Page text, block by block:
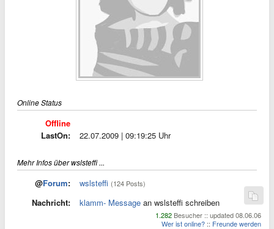
Online Status
Offline
LastOn:
22.07.2009 | 09:19:25 Uhr
Mehr Infos über wslsteffi ...
@Forum: wslsteffi (124 Posts)
Nachricht: klamm- Message an wslsteffi schreiben
1.282 Besucher :: updated 08.06.06
Wer ist online? :: Freunde werden